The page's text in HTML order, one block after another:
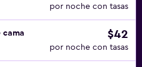
por noche con tasas
cama
$42
por noche con tasas